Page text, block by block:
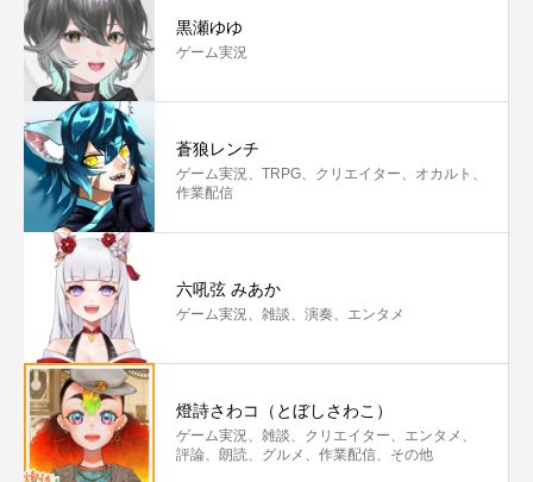
黒瀬ゆゆ
ゲーム実況
蒼狼レンチ
ゲーム実況、TRPG、クリエイター、オカルト、
作業配信
六吼弦 みあか
ゲーム実況、雑談、演奏、エンタメ
燈詩さわコ（とぼしさわこ）
ゲーム実況、雑談、クリエイター、エンタメ、
評論、朗読、グルメ、作業配信、その他